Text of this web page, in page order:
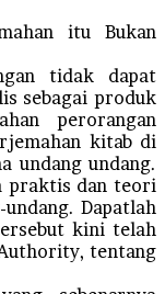
itu Bukan
tidak dapat
sebagai produk
perorangan
kitab di
undang undang.
praktis dan teori
Dapatlah
kini telah
tentang